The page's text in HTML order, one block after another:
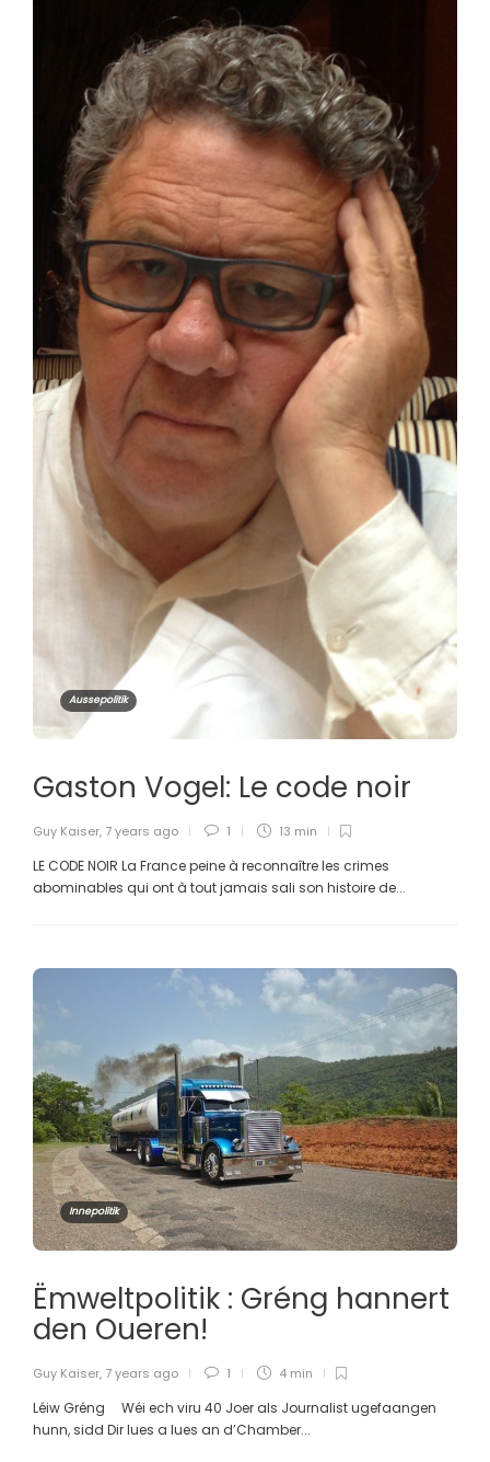
Aussepolitik
Gaston Vogel: Le code noir
Guy Kaiser, 7 years ago 1 13 min
LE CODE NOIR La France peine à reconnaître les crimes
abominables qui ont à tout jamais sali son histoire de...
Innepolitik
Ëmweltpolitik : Gréng hannert
den Oueren!
Guy Kaiser, 7 years ago 1 4 min
Léiw Gréng Wéi ech viru 40 Joer als Journalist ugefaangen
hunn, sidd Dir lues a lues an d’Chamber...